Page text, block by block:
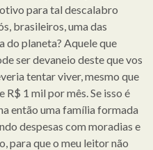
para tal descalabro
brasileiros, uma das
do planeta? Aquele que
ser devaneio deste que vos
tentar viver, mesmo que
R$ 1 mil por mês. Se isso é
então uma família formada
despesas com moradias e
para que o meu leitor não